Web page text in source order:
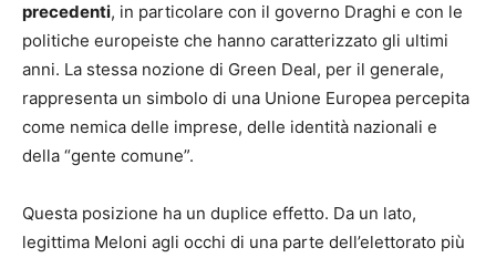
precedenti, in particolare con il governo Draghi e con le
politiche europeiste che hanno caratterizzato gli ultimi
anni. La stessa nozione di Green Deal, per il generale,
rappresenta un simbolo di una Unione Europea percepita
come nemica delle imprese, delle identità nazionali e
della “gente comune”.
Questa posizione ha un duplice effetto. Da un lato,
legittima Meloni agli occhi di una parte dell’elettorato più